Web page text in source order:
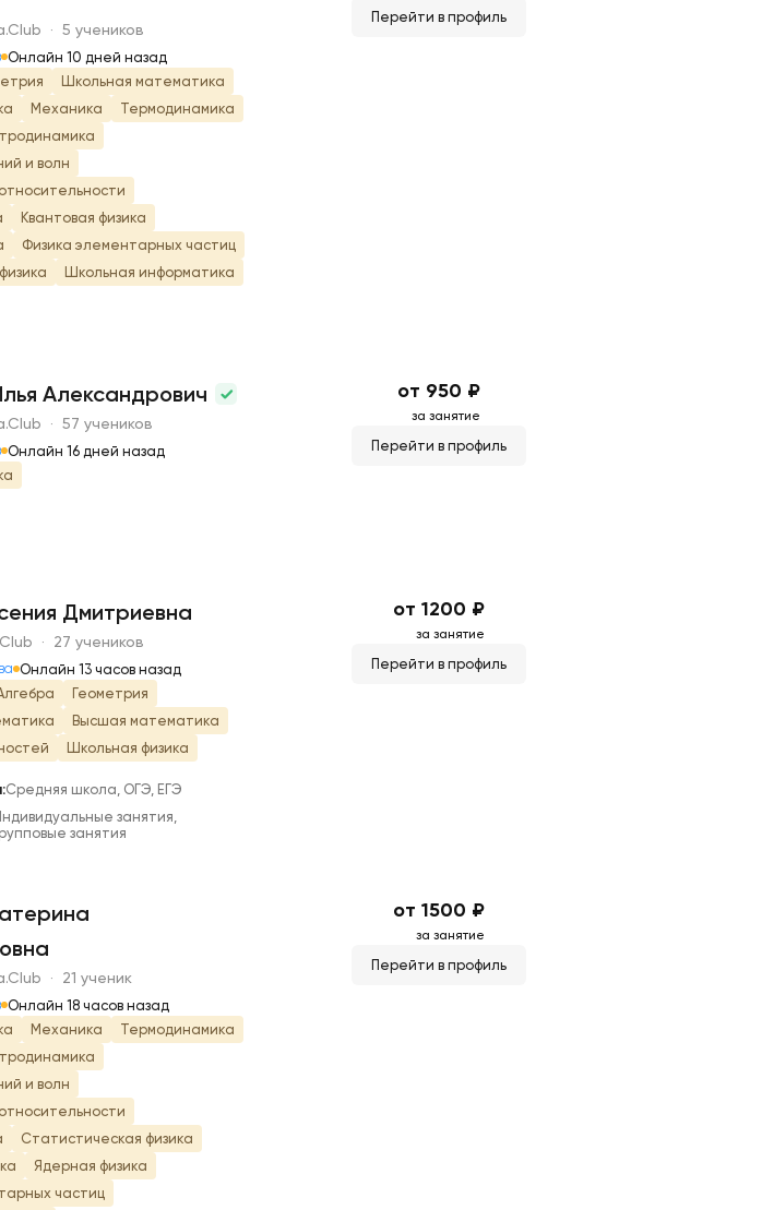
· 5 учеников
Онлайн 10 дней назад
Школьная математика
Механика
Термодинамика
и волн
Квантовая физика
Физика элементарных частиц
Школьная информатика
Перейти в профиль
Александрович
· 57 учеников
Онлайн 16 дней назад
от 950 ₽
за занятие
Перейти в профиль
Дмитриевна
· 27 учеников
Онлайн 13 часов назад
Геометрия
Высшая математика
Школьная физика
Средняя школа, ОГЭ, ЕГЭ
занятия,
занятия
от 1200 ₽
за занятие
Перейти в профиль
· 21 ученик
Онлайн 18 часов назад
Механика
Термодинамика
и волн
Статистическая физика
Ядерная физика
частиц
от 1500 ₽
за занятие
Перейти в профиль